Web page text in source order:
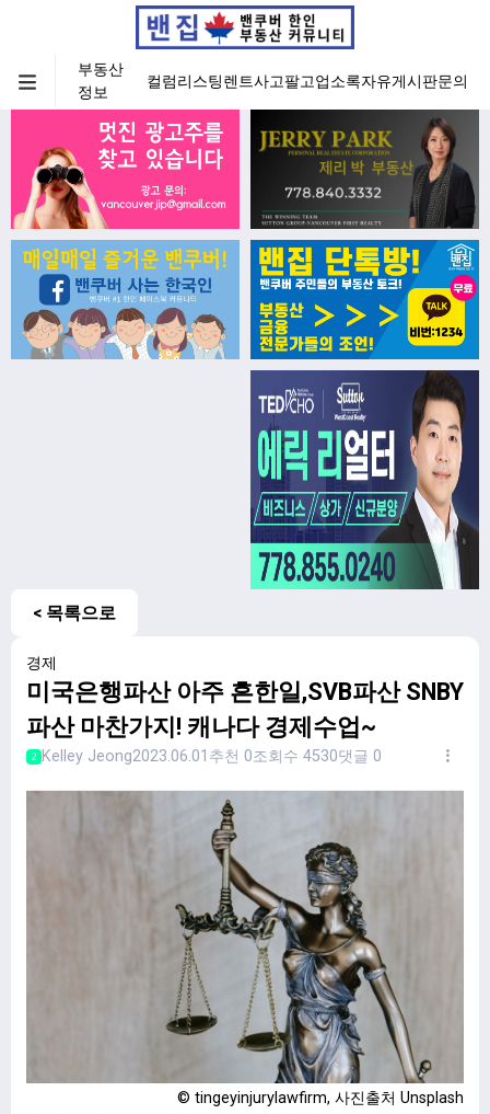
부동산
정보
컬럼리스팅렌트사고팔고업소록자유게시판문의
< 목록으로
경제
미국은행파산 아주 흔한일,SVB파산 SNBY
파산 마찬가지! 캐나다 경제수업~
2 Kelley Jeong2023.06.01 추천 0조회수 4530댓글 0
© tingeyinjurylawfirm, 사진출처 Unsplash